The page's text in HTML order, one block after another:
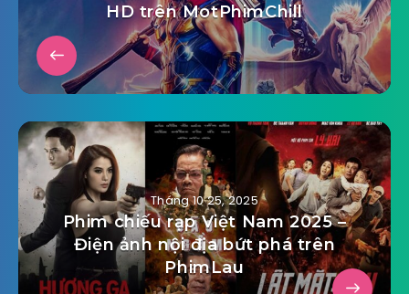
HD trên MotPhimChill
Tháng 10 25, 2025
Phim chiếu rạp Việt Nam 2025 –
Điện ảnh nội địa bứt phá trên
PhimLau